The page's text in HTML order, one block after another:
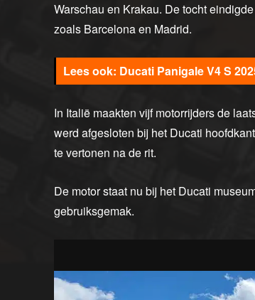
Warschau en Krakau. De tocht
zoals Barcelona en Madrid.
Ducati Panigale V4 S
In Italië maakten vijf motorrijders de
werd afgesloten bij het Ducati
te vertonen na de rit.
De motor staat nu bij het Ducati
gebruiksgemak.